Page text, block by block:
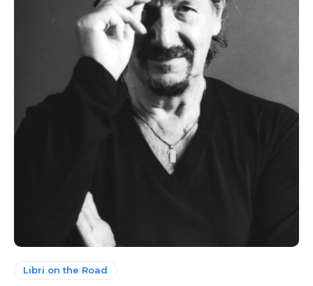
Libri on the Road